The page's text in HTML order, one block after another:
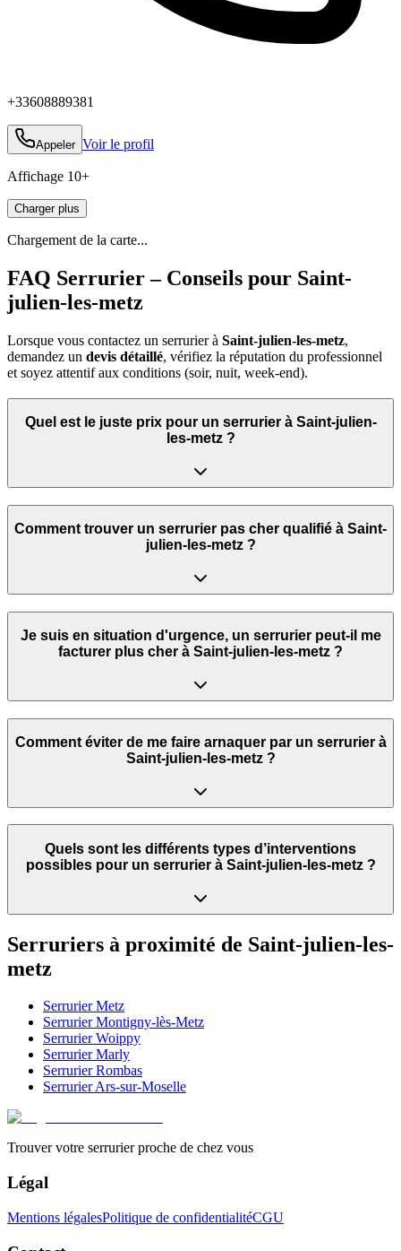
+33608889381
Appeler Voir le profil
Affichage 10+
Charger plus
Chargement de la carte...
FAQ Serrurier – Conseils pour Saint-
julien-les-metz
Lorsque vous contactez un serrurier à Saint-julien-les-metz,
demandez un devis détaillé, vérifiez la réputation du professionnel
et soyez attentif aux conditions (soir, nuit, week‑end).
Quel est le juste prix pour un serrurier à Saint-julien-
les-metz ?
Comment trouver un serrurier pas cher qualifié à Saint-
julien-les-metz ?
Je suis en situation d'urgence, un serrurier peut‑il me
facturer plus cher à Saint-julien-les-metz ?
Comment éviter de me faire arnaquer par un serrurier à
Saint-julien-les-metz ?
Quels sont les différents types d’interventions
possibles pour un serrurier à Saint-julien-les-metz ?
Serruriers à proximité de Saint-julien-les-
metz
SerrurierMetz
SerrurierMontigny-lès-Metz
SerrurierWoippy
SerrurierMarly
SerrurierRombas
SerrurierArs-sur-Moselle
Trouver votre serrurier proche de chez vous
Légal
Mentions légalesPolitique de confidentialitéCGU